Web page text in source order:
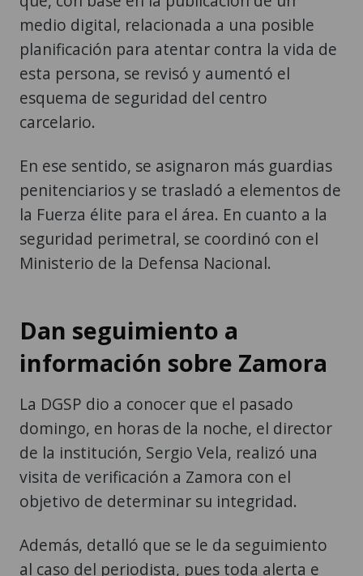
medio digital, relacionada a una posible
planificación para atentar contra la vida de
esta persona, se revisó y aumentó el
esquema de seguridad del centro
carcelario.
En ese sentido, se asignaron más guardias
penitenciarios y se trasladó a elementos de
la Fuerza élite para el área. En cuanto a la
seguridad perimetral, se coordinó con el
Ministerio de la Defensa Nacional.
Dan seguimiento a
información sobre Zamora
La DGSP dio a conocer que el pasado
domingo, en horas de la noche, el director
de la institución, Sergio Vela, realizó una
visita de verificación a Zamora con el
objetivo de determinar su integridad.
Además, detalló que se le da seguimiento
al caso del periodista, pues toda alerta e